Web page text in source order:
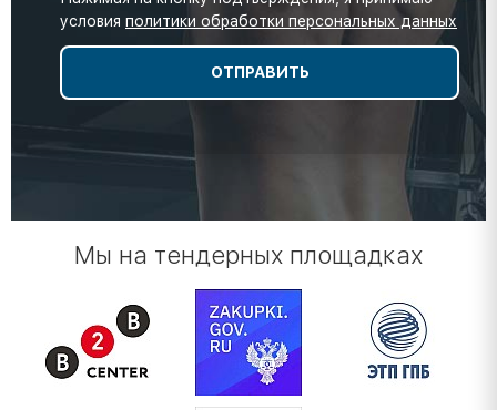
условия политики обработки персональных данных
Мы на тендерных площадках